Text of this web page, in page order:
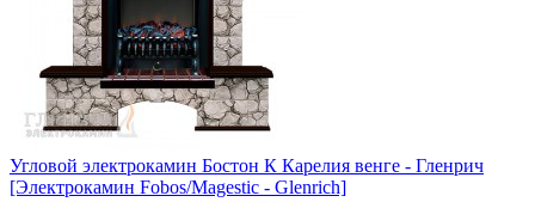
Угловой электрокамин Бостон К Карелия венге - Гленрич
[Электрокамин Fobos/Magestic - Glenrich]